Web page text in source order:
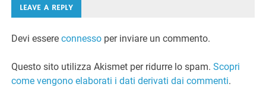
LEAVE A REPLY
Devi essereconnesso per inviare un commento.
Questo sito utilizza Akismet per ridurre lo spam.Scopri
come vengono elaborati i dati derivati dai commenti.